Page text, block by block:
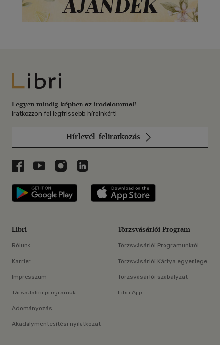
Libri
Legyen mindig képben az irodalommal!
Iratkozzon fel legfrissebb híreinkért!
Hírlevél-feliratkozás
Libri a Facebookon
Libri a Youtube-on
Libri az Instagramon
Libri a LinkedInen
Libri applikáció Szerezd meg: Google
Libri
Rólunk
Karrier
Impresszum
Társadalmi programok
Adományozás
Akadálymentesítési nyilatkozat
Törzsvásárlói Program
Törzsvásárlói Programunkról
Törzsvásárlói Kártya egyenlege
Törzsvásárlói szabályzat
Libri App